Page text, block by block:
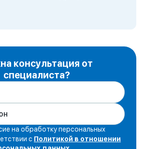
консультация от
специалиста?
на обработку персональных
с Политикой в отношении